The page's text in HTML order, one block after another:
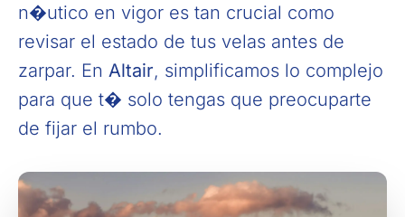
n�utico en vigor es tan crucial como
revisar el estado de tus velas antes de
zarpar. En Altair, simplificamos lo complejo
para que t� solo tengas que preocuparte
de fijar el rumbo.